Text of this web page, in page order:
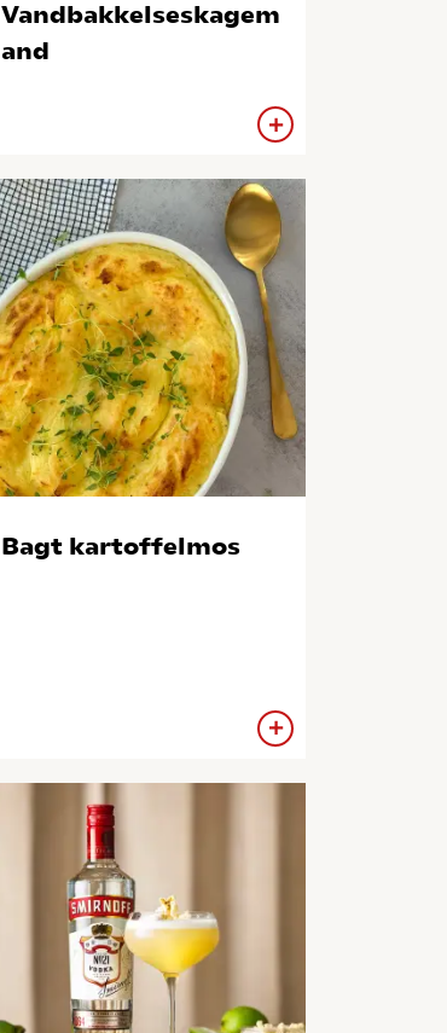
Vandbakkelseskagem
and
Bagt kartoffelmos